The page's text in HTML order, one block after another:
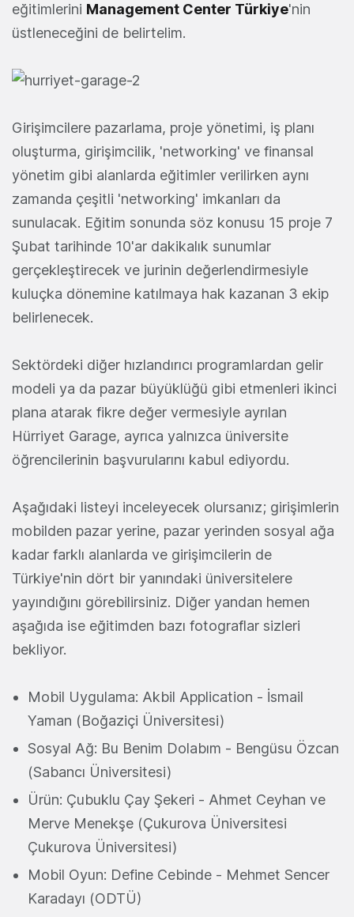
eğitimlerini Management Center Türkiye'nin
üstleneceğini de belirtelim.
Girişimcilere pazarlama, proje yönetimi, iş planı
oluşturma, girişimcilik, 'networking' ve finansal
yönetim gibi alanlarda eğitimler verilirken aynı
zamanda çeşitli 'networking' imkanları da
sunulacak. Eğitim sonunda söz konusu 15 proje 7
Şubat tarihinde 10'ar dakikalık sunumlar
gerçekleştirecek ve jurinin değerlendirmesiyle
kuluçka dönemine katılmaya hak kazanan 3 ekip
belirlenecek.
Sektördeki diğer hızlandırıcı programlardan gelir
modeli ya da pazar büyüklüğü gibi etmenleri ikinci
plana atarak fikre değer vermesiyle ayrılan
Hürriyet Garage, ayrıca yalnızca üniversite
öğrencilerinin başvurularını kabul ediyordu.
Aşağıdaki listeyi inceleyecek olursanız; girişimlerin
mobilden pazar yerine, pazar yerinden sosyal ağa
kadar farklı alanlarda ve girişimcilerin de
Türkiye'nin dört bir yanındaki üniversitelere
yayındığını görebilirsiniz. Diğer yandan hemen
aşağıda ise eğitimden bazı fotograflar sizleri
bekliyor.
Mobil Uygulama: Akbil Application - İsmail
Yaman (Boğaziçi Üniversitesi)
Sosyal Ağ: Bu Benim Dolabım - Bengüsu Özcan
(Sabancı Üniversitesi)
Ürün: Çubuklu Çay Şekeri - Ahmet Ceyhan ve
Merve Menekşe (Çukurova Üniversitesi
Çukurova Üniversitesi)
Mobil Oyun: Define Cebinde - Mehmet Sencer
Karadayı (ODTÜ)